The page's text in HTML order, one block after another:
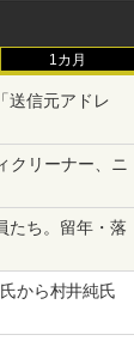
1カ月
送信元アドレ
クリーナー、ニ
たち。留年・落
から村井純氏